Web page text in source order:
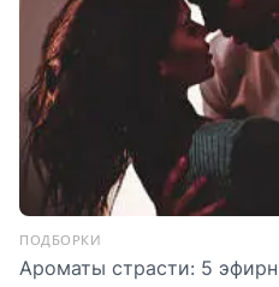
ПОДБОРКИ
Ароматы страсти: 5